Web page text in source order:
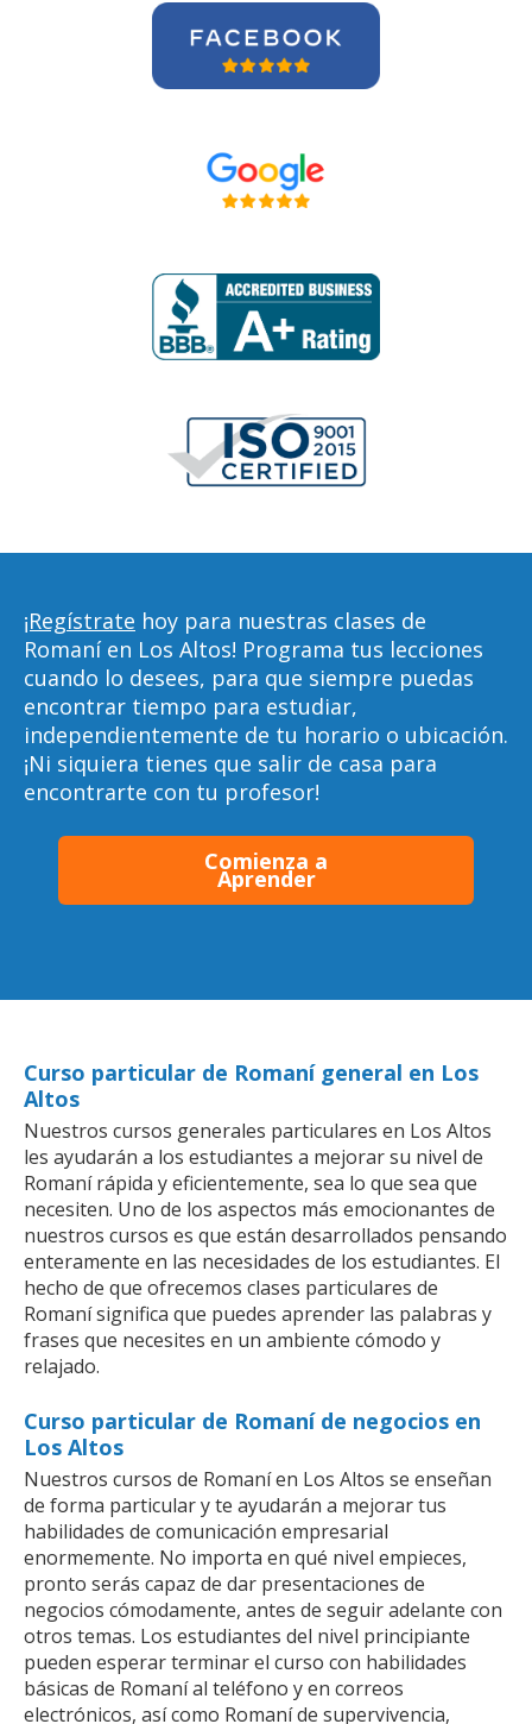
¡Regístrate hoy para nuestras clases de
Romaní en Los Altos! Programa tus lecciones
cuando lo desees, para que siempre puedas
encontrar tiempo para estudiar,
independientemente de tu horario o ubicación.
¡Ni siquiera tienes que salir de casa para
encontrarte con tu profesor!
Comienza a
Aprender
Curso particular de Romaní general en Los
Altos
Nuestros cursos generales particulares en Los Altos
les ayudarán a los estudiantes a mejorar su nivel de
Romaní rápida y eficientemente, sea lo que sea que
necesiten. Uno de los aspectos más emocionantes de
nuestros cursos es que están desarrollados pensando
enteramente en las necesidades de los estudiantes. El
hecho de que ofrecemos clases particulares de
Romaní significa que puedes aprender las palabras y
frases que necesites en un ambiente cómodo y
relajado.
Curso particular de Romaní de negocios en
Los Altos
Nuestros cursos de Romaní en Los Altos se enseñan
de forma particular y te ayudarán a mejorar tus
habilidades de comunicación empresarial
enormemente. No importa en qué nivel empieces,
pronto serás capaz de dar presentaciones de
negocios cómodamente, antes de seguir adelante con
otros temas. Los estudiantes del nivel principiante
pueden esperar terminar el curso con habilidades
básicas de Romaní al teléfono y en correos
electrónicos, así como Romaní de supervivencia,